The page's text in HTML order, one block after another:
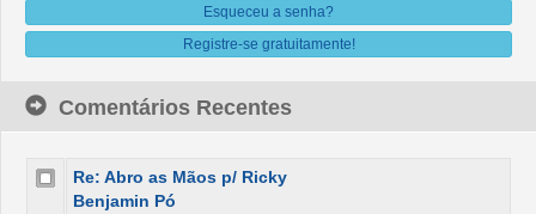
Esqueceu a senha?
Registre-se gratuitamente!
Comentários Recentes
Re: Abro as Mãos p/ Ricky
Benjamin Pó